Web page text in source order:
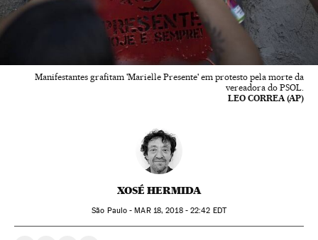
Manifestantes grafitam 'Marielle Presente' em protesto pela morte da
vereadora do PSOL.
LEO CORREA (AP)
XOSÉ HERMIDA
São Paulo - MAR18, 2018 - 22:42 EDT